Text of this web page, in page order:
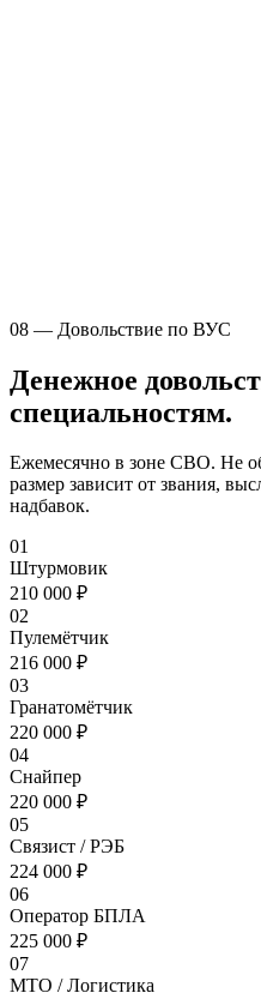
08 — Довольствие по ВУС
Денежное
специальностям.
Ежемесячно в зоне СВО. Не
размер зависит от звания,
надбавок.
01
Штурмовик
210 000 ₽
02
Пулемётчик
216 000 ₽
03
Гранатомётчик
220 000 ₽
04
Снайпер
220 000 ₽
05
Связист / РЭБ
224 000 ₽
06
Оператор БПЛА
225 000 ₽
07
МТО / Логистика